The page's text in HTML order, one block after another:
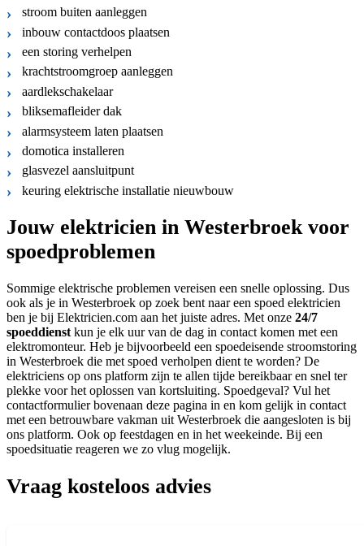
stroom buiten aanleggen
inbouw contactdoos plaatsen
een storing verhelpen
krachtstroomgroep aanleggen
aardlekschakelaar
bliksemafleider dak
alarmsysteem laten plaatsen
domotica installeren
glasvezel aansluitpunt
keuring elektrische installatie nieuwbouw
Jouw elektricien in Westerbroek voor
spoedproblemen
Sommige elektrische problemen vereisen een snelle oplossing. Dus
ook als je in Westerbroek op zoek bent naar een spoed elektricien
ben je bij Elektricien.com aan het juiste adres. Met onze 24/7
spoeddienst kun je elk uur van de dag in contact komen met een
elektromonteur. Heb je bijvoorbeeld een spoedeisende stroomstoring
in Westerbroek die met spoed verholpen dient te worden? De
elektriciens op ons platform zijn te allen tijde bereikbaar en snel ter
plekke voor het oplossen van kortsluiting. Spoedgeval? Vul het
contactformulier bovenaan deze pagina in en kom gelijk in contact
met een betrouwbare vakman uit Westerbroek die aangesloten is bij
ons platform. Ook op feestdagen en in het weekeinde. Bij een
spoedsituatie reageren we zo vlug mogelijk.
Vraag kosteloos advies